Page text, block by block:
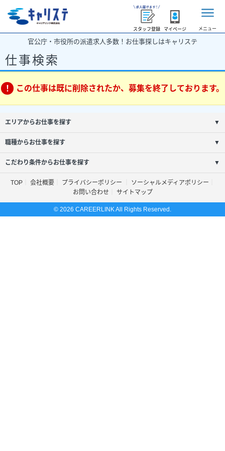
スタッフ登録 マイページ メニュー
官公庁・市役所の派遣求人多数！お仕事探しはキャリステ
仕事検索
この仕事は既に削除されたか、募集を終了しております。
エリアからお仕事を探す ▼
職種からお仕事を探す ▼
こだわり条件からお仕事を探す ▼
TOP 会社概要 プライバシーポリシー
ソーシャルメディアポリシー
お問い合わせ
サイトマップ
© 2026 CAREERLINK All Rights Reserved.